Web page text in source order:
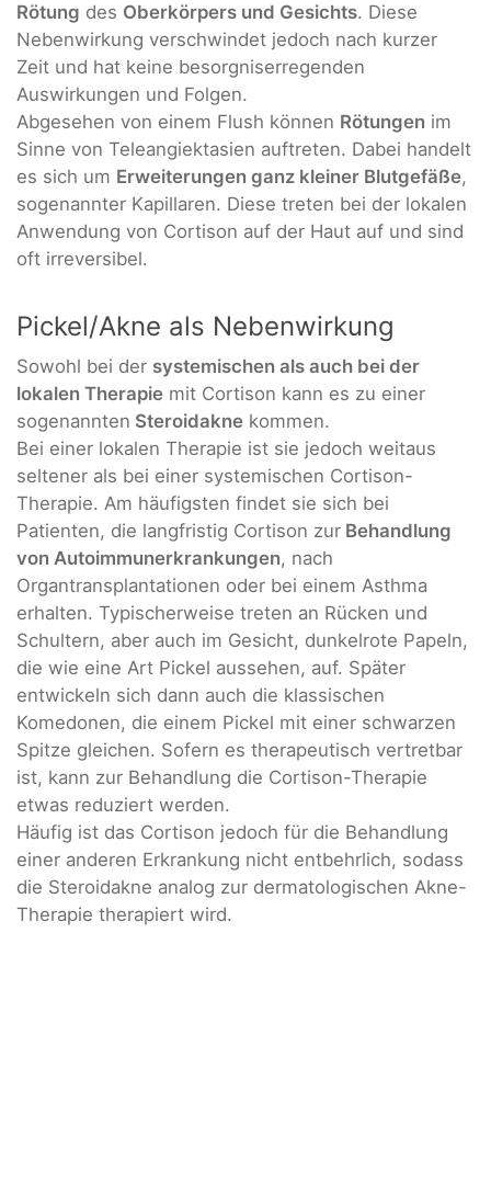
Rötung des Oberkörpers und Gesichts. Diese
Nebenwirkung verschwindet jedoch nach kurzer
Zeit und hat keine besorgniserregenden
Auswirkungen und Folgen.
Abgesehen von einem Flush können Rötungen im
Sinne von Teleangiektasien auftreten. Dabei handelt
es sich um Erweiterungen ganz kleiner Blutgefäße,
sogenannter Kapillaren. Diese treten bei der lokalen
Anwendung von Cortison auf der Haut auf und sind
oft irreversibel.
Pickel/Akne als Nebenwirkung
Sowohl bei der systemischen als auch bei der
lokalen Therapie mit Cortison kann es zu einer
sogenannten Steroidakne kommen.
Bei einer lokalen Therapie ist sie jedoch weitaus
seltener als bei einer systemischen Cortison-
Therapie. Am häufigsten findet sie sich bei
Patienten, die langfristig Cortison zur Behandlung
von Autoimmunerkrankungen, nach
Organtransplantationen oder bei einem Asthma
erhalten. Typischerweise treten an Rücken und
Schultern, aber auch im Gesicht, dunkelrote Papeln,
die wie eine Art Pickel aussehen, auf. Später
entwickeln sich dann auch die klassischen
Komedonen, die einem Pickel mit einer schwarzen
Spitze gleichen. Sofern es therapeutisch vertretbar
ist, kann zur Behandlung die Cortison-Therapie
etwas reduziert werden.
Häufig ist das Cortison jedoch für die Behandlung
einer anderen Erkrankung nicht entbehrlich, sodass
die Steroidakne analog zur dermatologischen Akne-
Therapie therapiert wird.